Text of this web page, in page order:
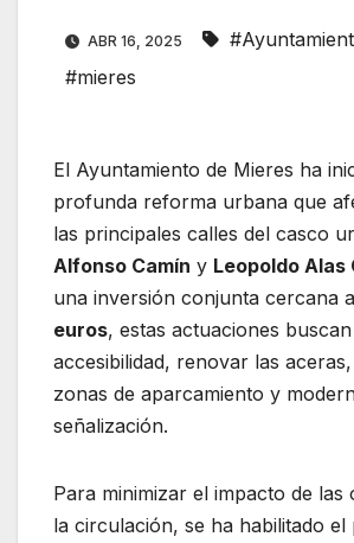
ABR 16, 2025
#mieres
El Ayuntamiento de Mieres ha
profunda reforma urbana que
las principales calles del casco
Alfonso Camín y Leopoldo Alas
una inversión conjunta cercana
euros, estas actuaciones
accesibilidad, renovar las
zonas de aparcamiento y
señalización.
Para minimizar el impacto de las
la circulación, se ha habilitado